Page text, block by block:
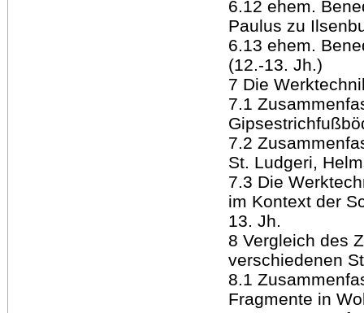
6.12 ehem.
Paulus zu
6.13 ehem.
(12.-13. Jh.)
7 Die
7.1
7.2
St. Ludgeri,
7.3 Die
im Kontext der
13. Jh.
8 Vergleich des
verschiedenen
8.1
Fragmente in